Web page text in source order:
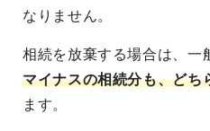
なりません。
相続を放棄する場合は、一
マイナスの相続分も、どち
ます。